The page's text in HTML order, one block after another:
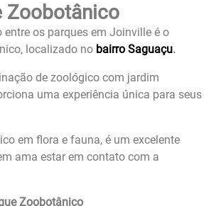
Zoobotânico
entre os parques em Joinville é o
localizado no bairro Saguaçu.
de zoológico com jardim
uma experiência única para seus
em flora e fauna, é um excelente
ama estar em contato com a
Zoobotânico